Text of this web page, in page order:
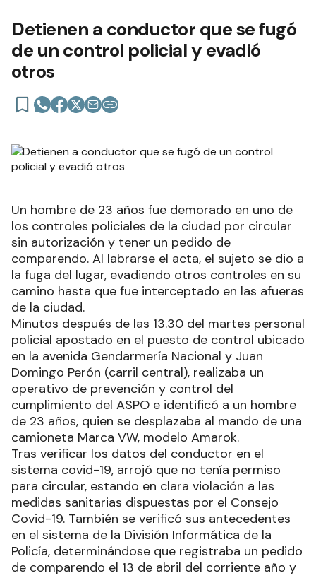
Detienen a conductor que se fugó
de un control policial y evadió
otros
Un hombre de 23 años fue demorado en uno de
los controles policiales de la ciudad por circular
sin autorización y tener un pedido de
comparendo. Al labrarse el acta, el sujeto se dio a
la fuga del lugar, evadiendo otros controles en su
camino hasta que fue interceptado en las afueras
de la ciudad.
Minutos después de las 13.30 del martes personal
policial apostado en el puesto de control ubicado
en la avenida Gendarmería Nacional y Juan
Domingo Perón (carril central), realizaba un
operativo de prevención y control del
cumplimiento del ASPO e identificó a un hombre
de 23 años, quien se desplazaba al mando de una
camioneta Marca VW, modelo Amarok.
Tras verificar los datos del conductor en el
sistema covid-19, arrojó que no tenía permiso
para circular, estando en clara violación a las
medidas sanitarias dispuestas por el Consejo
Covid-19. También se verificó sus antecedentes
en el sistema de la División Informática de la
Policía, determinándose que registraba un pedido
de comparendo el 13 de abril del corriente año y